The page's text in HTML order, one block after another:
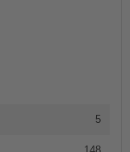
5
148